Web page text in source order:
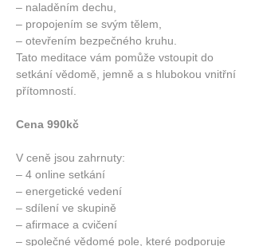
– naladěním dechu,
– propojením se svým tělem,
– otevřením bezpečného kruhu.
Tato meditace vám pomůže vstoupit do
setkání vědomě, jemně a s hlubokou vnitřní
přítomností.
Cena 990kč
V ceně jsou zahrnuty:
– 4 online setkání
– energetické vedení
– sdílení ve skupině
– afirmace a cvičení
– společné vědomé pole, které podporuje